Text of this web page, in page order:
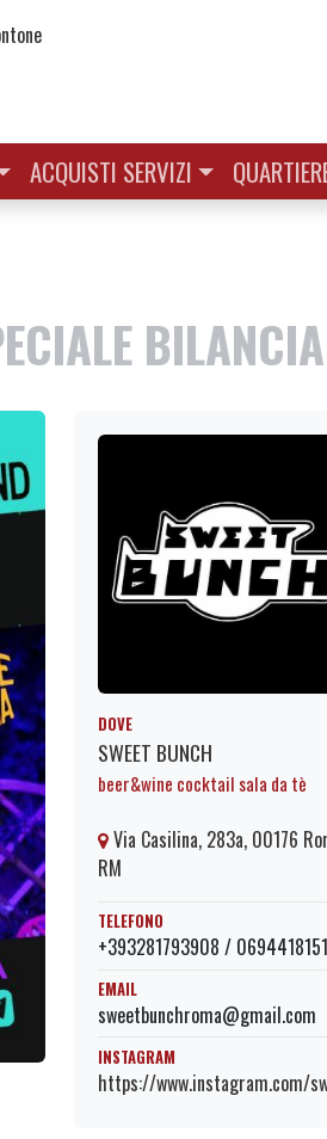
ACQUISTI SERVIZI
BILANCIA
DOVE
SWEET BUNCH
beer&wine cocktail sala da tè
Via Casilina, 283a, 00176
RM
TELEFONO
+393281793908 / 0694418151
EMAIL
sweetbunchroma@gmail.com
INSTAGRAM
https://www.instagram.com/